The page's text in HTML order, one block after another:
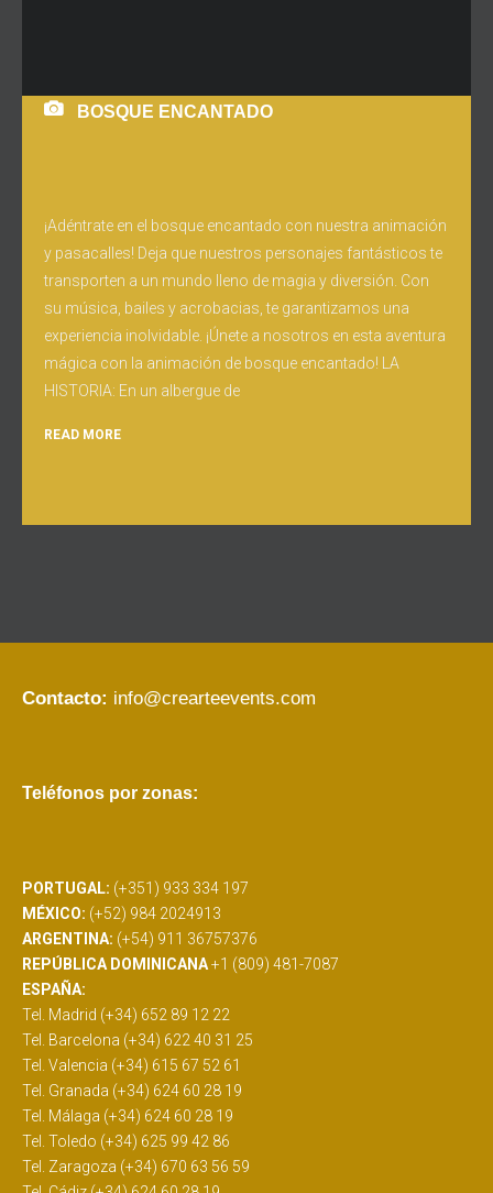
BOSQUE ENCANTADO
¡Adéntrate en el bosque encantado con nuestra animación
y pasacalles! Deja que nuestros personajes fantásticos te
transporten a un mundo lleno de magia y diversión. Con
su música, bailes y acrobacias, te garantizamos una
experiencia inolvidable. ¡Únete a nosotros en esta aventura
mágica con la animación de bosque encantado! LA
HISTORIA: En un albergue de
READ MORE
Contacto: info@crearteevents.com
Teléfonos por zonas:
PORTUGAL: (+351) 933 334 197
MÉXICO: (+52) 984 2024913
ARGENTINA: (+54) 911 36757376
REPÚBLICA DOMINICANA+1 (809) 481-7087
ESPAÑA:
Tel. Madrid (+34) 652 89 12 22
Tel. Barcelona (+34) 622 40 31 25
Tel. Valencia (+34) 615 67 52 61
Tel. Granada (+34) 624 60 28 19
Tel. Málaga (+34) 624 60 28 19
Tel. Toledo (+34) 625 99 42 86
Tel. Zaragoza (+34) 670 63 56 59